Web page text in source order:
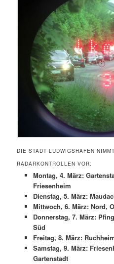
DIE STADT LUDWIGSHAFEN
RADARKONTROLLEN VOR:
Montag, 4. März:
Friesenheim
Dienstag, 5. März:
Mittwoch, 6. März: Nord,
Donnerstag, 7. März:
Süd
Freitag, 8. März:
Samstag, 9. März:
Gartenstadt